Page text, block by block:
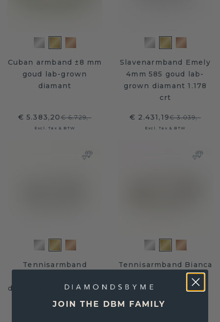
Cuban armband ±8 mm
goud lab-grown
diamant
€ 5.383,20€ 6.729,-
Excl. Tax & BTW
Slavenarmband Emely
4mm 585 goud lab-
grown diamant 1.178
crt
€ 2.431,19€ 3.039,-
Excl. Tax & BTW
Tennisarmband
diamond 585 goud 9.50
crt
Tennisarmband Bianca
4 mm 585 goud lab-
grown diamant 8.75
crt
JOIN THE DBM FAMILY